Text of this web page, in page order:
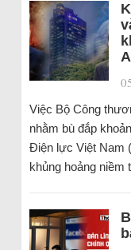
Việc Bộ Công
nhằm bù đắp
Điện lực Việt Nam
khủng hoảng niềm